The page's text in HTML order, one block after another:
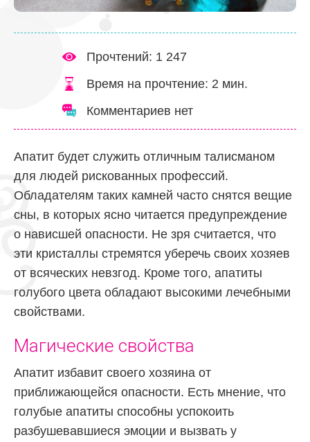
Прочтений: 1 247
Время на прочтение: 2 мин.
Комментариев нет
Апатит будет служить отличным талисманом
для людей рискованных профессий.
Обладателям таких камней часто снятся вещие
сны, в которых ясно читается предупреждение
о нависшей опасности. Не зря считается, что
эти кристаллы стремятся уберечь своих хозяев
от всяческих невзгод. Кроме того, апатиты
голубого цвета обладают высокими лечебными
свойствами.
Магические свойства
Апатит избавит своего хозяина от
приближающейся опасности. Есть мнение, что
голубые апатиты способны успокоить
разбушевавшиеся эмоции и вызвать у